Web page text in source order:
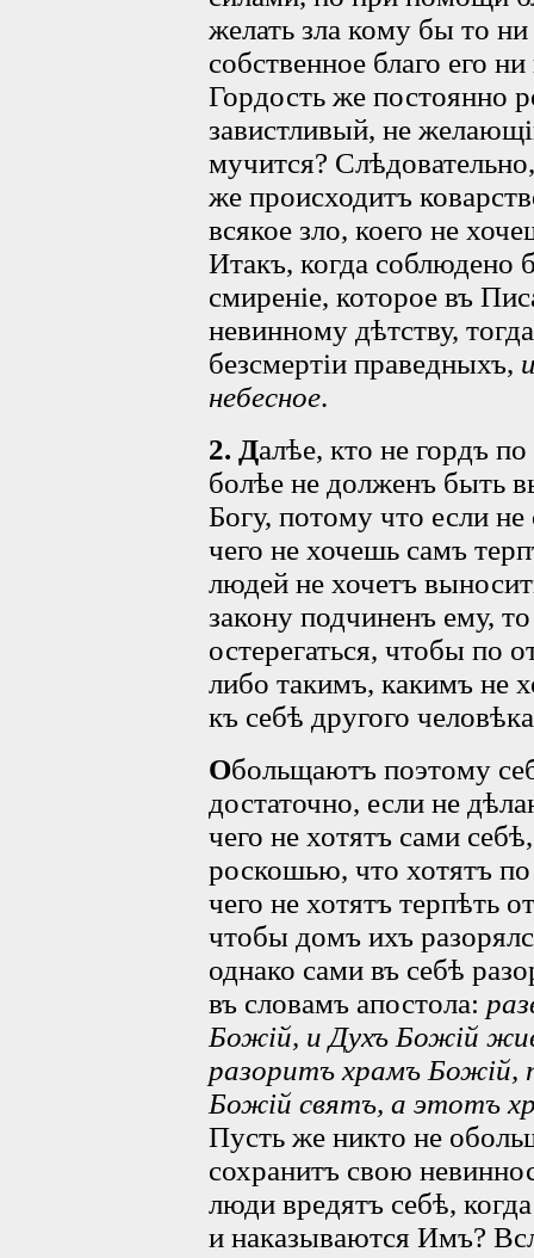
желать зла кому бы то ни
собственное благо его
Гордость же постоянно
завистливый, не
мучится?
же происходитъ
всякое зло, коего не
Итакъ, когда соблюдено
смиреніе, которое въ
невинному дѣтству,
безсмертіи праведныхъ,
небесное.
2. Далѣе, кто не гордъ
болѣе не долженъ быть
Богу, потому что если
чего не хочешь самъ
людей не хочетъ
закону подчиненъ ему,
остерегаться, чтобы по
либо такимъ, какимъ не
къ себѣ другого
Обольщаютъ поэтому
достаточно, если не
чего не хотятъ сами
роскошью, что хотятъ
чего не хотятъ терпѣть
чтобы домъ ихъ
однако сами въ себѣ
въ словамъ апостола:
Божій, и Духъ Божій
разоритъ храмъ Божій,
Божій святъ, а этотъ
Пусть же никто не
сохранитъ свою
люди вредятъ себѣ,
и наказываются Имъ?